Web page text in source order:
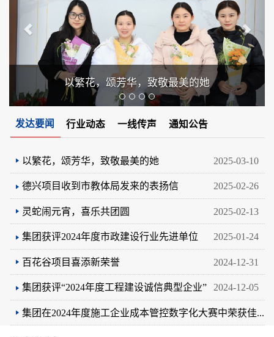
以繁花，颂芳华，致敬最美的她
发达要闻 行业动态 一线传声 通知公告
以繁花，颂芳华，致敬最美的她 2025-03-10
德兴项目收到市教体局发来的表扬信 2025-02-26
灵蛇闹元宵，喜乐共团圆 2025-02-13
集团获评2024年度市政建设行业先进单位 2025-01-24
百花谷项目喜添新荣誉 2024-12-31
集团获评“2024年度工程建设诚信典型企业” 2024-12-05
集团在2024年度施工企业成本管控数字化大赛中荣获佳...